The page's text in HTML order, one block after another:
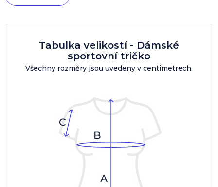
Tabulka velikostí - Dámské
sportovní tričko
Všechny rozměry jsou uvedeny v centimetrech.